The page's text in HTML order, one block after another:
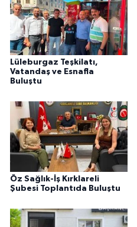
Lüleburgaz Teşkilatı,
Vatandaş ve Esnafla
Buluştu
Öz Sağlık-İş Kırklareli
Şubesi Toplantıda Buluştu